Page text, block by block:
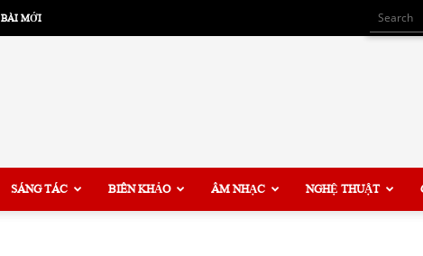
BÀI MỚI
SÁNG TÁC BIÊN KHẢO ÂM NHẠC NGHỆ THUẬT